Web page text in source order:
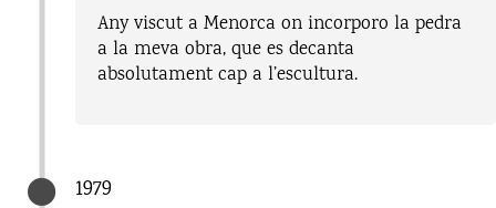
Any viscut a Menorca on incorporo la pedra
a la meva obra, que es decanta
absolutament cap a l’escultura.
1979